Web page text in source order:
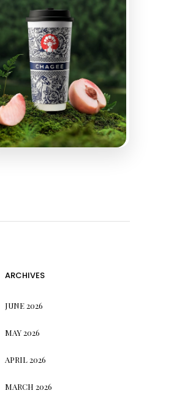
ARCHIVES
JUNE 2026
MAY 2026
APRIL 2026
MARCH 2026